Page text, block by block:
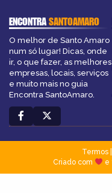
ENCONTRASANTOAMARO
O melhor de Santo Amaro
num só lugar! Dicas, onde
ir, o que fazer, as melhores
empresas, locais, serviços
e muito mais no guia
Encontra SantoAmaro.
Termos|
Criado com
e